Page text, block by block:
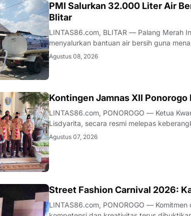
PMI Salurkan 32.000 Liter Air
Blitar
LINTAS86.com, BLITAR — Palang Merah
menyalurkan bantuan air bersih guna
akibat dampak fenomena El Niño di
Agustus 08, 2026
Kontingen Jamnas XII
LINTAS86.com, PONOROGO — Ketua
Lisdyarita, secara resmi melepas
Tahun 2026. Upacara pelepasan yang
Agustus 07, 2026
Street Fashion Carnival 2026:
LINTAS86.com, PONOROGO —